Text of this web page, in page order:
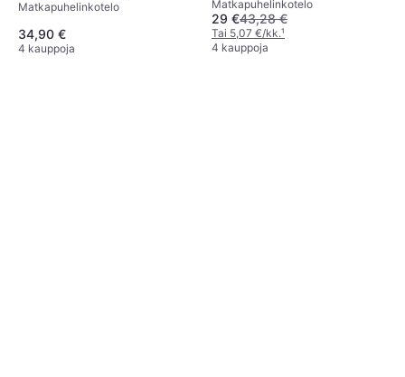
Matkapuhelinkotelo
34,90 €
4 kauppoja
Matkapuhelinkotelo
29 €43,28 €
Tai 5,07 €/kk.¹
4 kauppoja